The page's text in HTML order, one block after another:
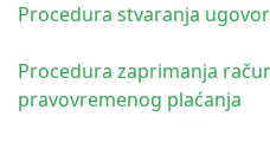
Procedura stvaranja
Procedura zaprimanja
pravovremenog plaćanja